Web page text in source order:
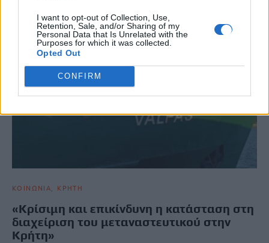
I want to opt-out of Collection, Use,
Retention, Sale, and/or Sharing of my
Personal Data that Is Unrelated with the
Purposes for which it was collected.
Opted Out
CONFIRM
ΚΟΙΝΩΝΙΑ ΚΡΗΤΗ
«Κρίσιμη και επικίνδυνη η κατάσταση στη
διαχείριση του μεταναστευτικού στην
Κρήτη»